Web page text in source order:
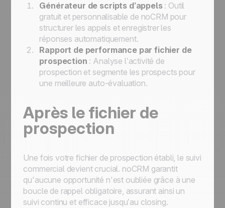
Générateur de scripts d’appels: Outil
gratuit et personnalisable de noCRM pour
structurer les appels et enregistrer les
réponses automatiquement.
Rapport de performance par fichier de
prospection : Analyse l’activité de
prospection et segmente les prospects pour
une meilleure auto-évaluation.
Après le fichier de
prospection
Une fois votre fichier de prospection établi, le suivi
commercial devient crucial. noCRM garantit
qu'aucune opportunité n'est oubliée grâce à une
boucle de rappel obligatoire, assurant ainsi un
suivi continu et efficace jusqu’au closing.